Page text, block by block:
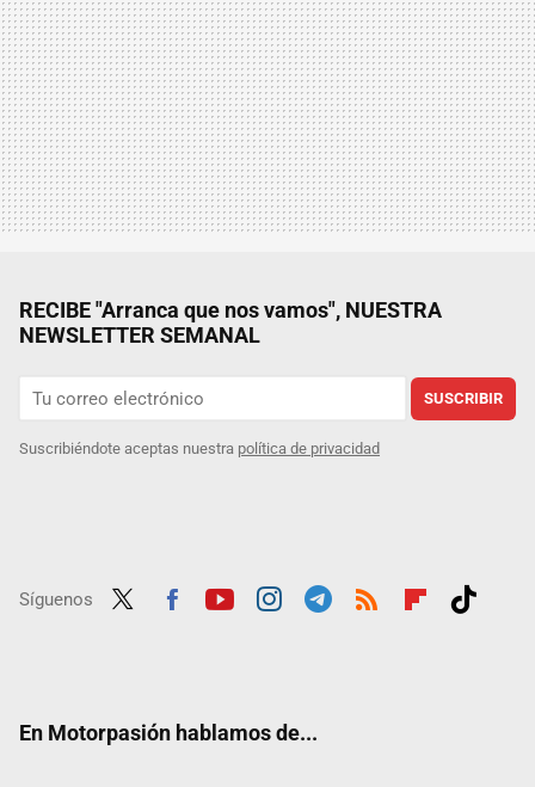
RECIBE "Arranca que nos vamos", NUESTRA
NEWSLETTER SEMANAL
SUSCRIBIR
Suscribiéndote aceptas nuestra política de privacidad
Síguenos
En Motorpasión hablamos de...